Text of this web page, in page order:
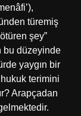
türemiş
şey”
bu düzeyinde
yaygın bir
terimini
Arapçadan